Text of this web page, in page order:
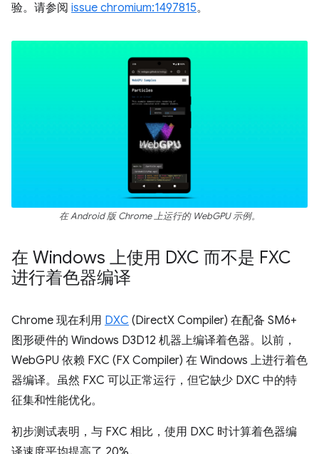
验。请参阅 issue chromium:1497815。
在 Android 版 Chrome 上运行的 WebGPU 示例。
在 Windows 上使用 DXC 而不是 FXC
进行着色器编译
Chrome 现在利用 DXC (DirectX Compiler) 在配备 SM6+
图形硬件的 Windows D3D12 机器上编译着色器。以前，
WebGPU 依赖 FXC (FX Compiler) 在 Windows 上进行着色
器编译。虽然 FXC 可以正常运行，但它缺少 DXC 中的特
征集和性能优化。
初步测试表明，与 FXC 相比，使用 DXC 时计算着色器编